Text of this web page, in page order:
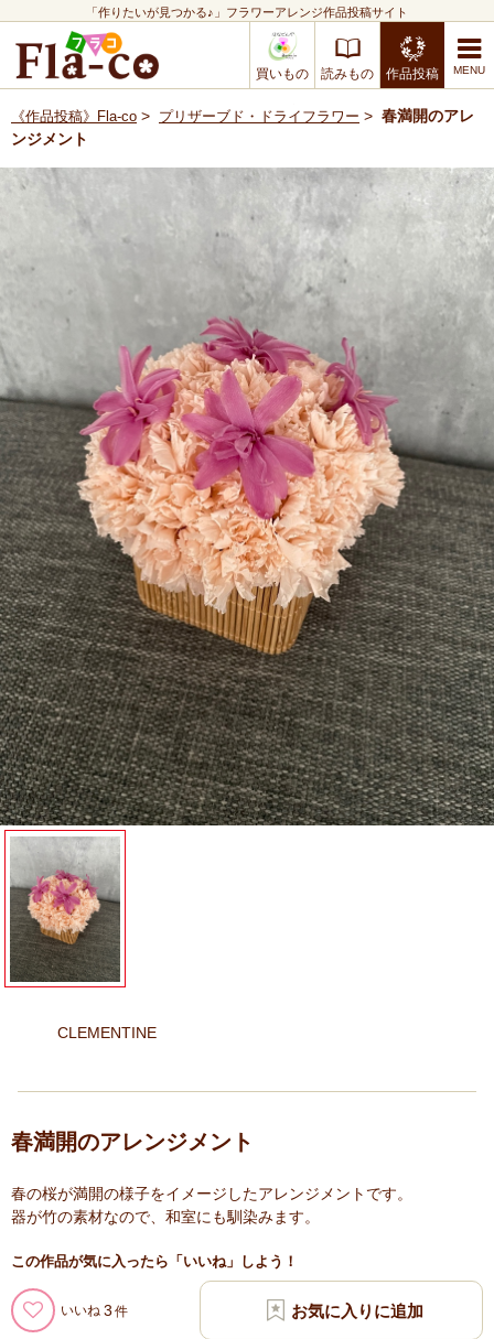
「作りたいが見つかる♪」フラワーアレンジ作品投稿サイト
買いもの 読みもの 作品投稿
《作品投稿》Fla-co > プリザーブド・ドライフラワー > 春満開のアレ
ンジメント
CLEMENTINE
春満開のアレンジメント
春の桜が満開の様子をイメージしたアレンジメントです。
器が竹の素材なので、和室にも馴染みます。
この作品が気に入ったら「いいね」しよう！
いいね 3